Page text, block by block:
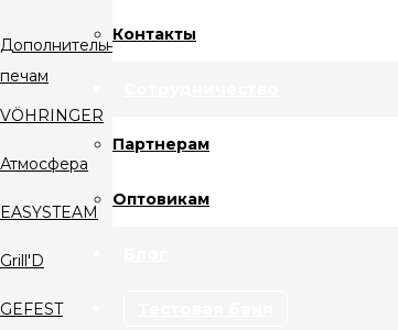
Контакты
Партнерам
Оптовикам
Дополнительное оборудование к банным
печам
VÖHRINGER
Атмосфера
EASYSTEAM
Grill'D
GEFEST